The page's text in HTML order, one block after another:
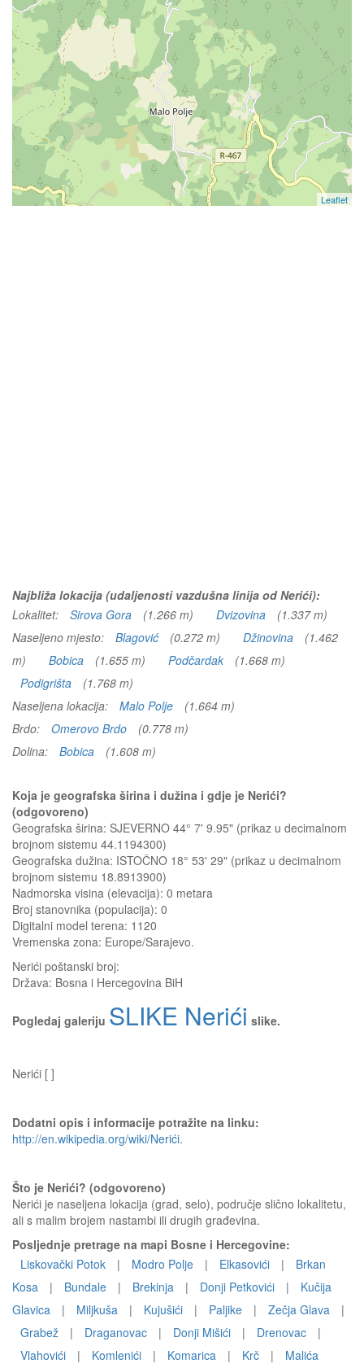
Leaflet
Najbliža lokacija (udaljenosti vazdušna linija od Nerići):
Lokalitet:
Sirova Gora (1.266 m) Dvizovina
(1.337 m)
Naseljeno mjesto:
Blagović (0.272 m) Džinovina
(1.462
m)
Bobica (1.655 m) Podčardak
(1.668 m)
Podigrišta
(1.768 m)
Naseljena lokacija:
Malo Polje
(1.664 m)
Brdo:
Omerovo Brdo
(0.778 m)
Dolina:
Bobica (1.608 m)
Koja je geografska širina i dužina i gdje je Nerići?
(odgovoreno)
Geografska širina: SJEVERNO 44° 7' 9.95" (prikaz u decimalnom
brojnom sistemu 44.1194300)
Geografska dužina: ISTOČNO 18° 53' 29" (prikaz u decimalnom
brojnom sistemu 18.8913900)
Nadmorska visina (elevacija): 0 metara
Broj stanovnika (populacija): 0
Digitalni model terena: 1120
Vremenska zona: Europe/Sarajevo.
Nerići poštanski broj:
Država: Bosna i Hercegovina BiH
Pogledaj galeriju SLIKE Nerići slike.
Nerići [ ]
Dodatni opis i informacije potražite na linku:
http://en.wikipedia.org/wiki/Nerići.
Što je Nerići? (odgovoreno)
Nerići je naseljena lokacija (grad, selo), područje slično lokalitetu,
ali s malim brojem nastambi ili drugih građevina.
Posljednje pretrage na mapi Bosne i Hercegovine:
Liskovački Potok
| Modro Polje | Elkasovići |
Brkan
Kosa
| Bundale | Brekinja | Donji Petkovići |
Kučija
Glavica
| Miljkuša | Kujušići | Paljike | Zečja Glava
|
Grabež
| Draganovac | Donji Mišići | Drenovac
|
Vlahovići
| Komlenići | Komarica | Krč | Malića